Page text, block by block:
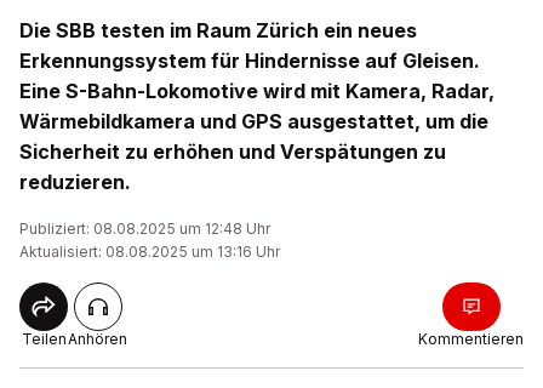
Die SBB testen im Raum Zürich ein neues
Erkennungssystem für Hindernisse auf Gleisen.
Eine S-Bahn-Lokomotive wird mit Kamera, Radar,
Wärmebildkamera und GPS ausgestattet, um die
Sicherheit zu erhöhen und Verspätungen zu
reduzieren.
Publiziert: 08.08.2025 um 12:48 Uhr
Aktualisiert: 08.08.2025 um 13:16 Uhr
TeilenAnhören Kommentieren